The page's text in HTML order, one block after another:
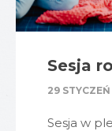
Sesja
29
Sesja w